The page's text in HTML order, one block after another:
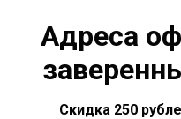
Адреса
Скидка 250